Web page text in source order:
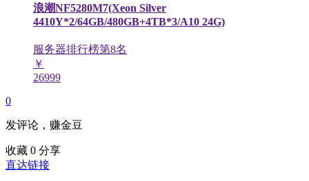
浪潮NF5280M7(Xeon Silver
4410Y*2/64GB/480GB+4TB*3/A10 24G)
服务器排行榜第8名
￥
26999
0
发评论，赚金豆
收藏 0 分享
直达链接